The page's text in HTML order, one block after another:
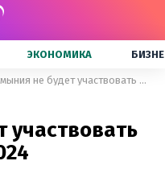
ЭКОНОМИКА
Румыния не будет участвовать в Евровидении-2024
участвовать